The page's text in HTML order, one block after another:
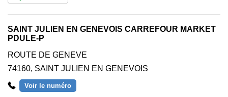
SAINT JULIEN EN GENEVOIS CARREFOUR MARKET
PDULE-P
ROUTE DE GENEVE
74160, SAINT JULIEN EN GENEVOIS
Voir le numéro